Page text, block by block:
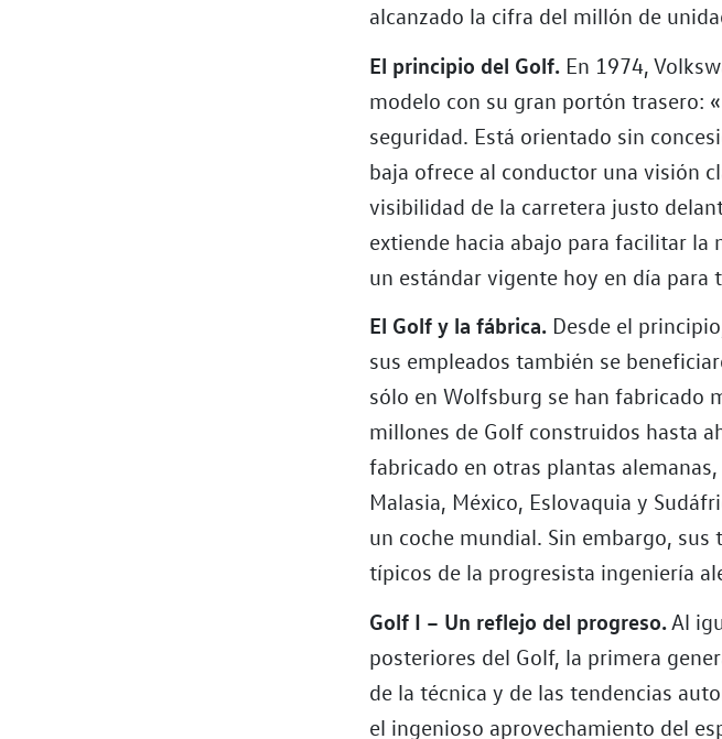
alcanzado la cifra del millón de
El principio del Golf. En 1974,
modelo con su gran portón trasero:
seguridad. Está orientado sin
baja ofrece al conductor una visión
visibilidad de la carretera justo
extiende hacia abajo para facilitar la
un estándar vigente hoy en día para
El Golf y la fábrica. Desde el
sus empleados también se
sólo en Wolfsburg se han fabricado
millones de Golf construidos hasta
fabricado en otras plantas
Malasia, México, Eslovaquia y
un coche mundial. Sin embargo,
típicos de la progresista ingeniería
Golf I – Un reflejo del progreso. Al
posteriores del Golf, la primera
de la técnica y de las tendencias
el ingenioso aprovechamiento del